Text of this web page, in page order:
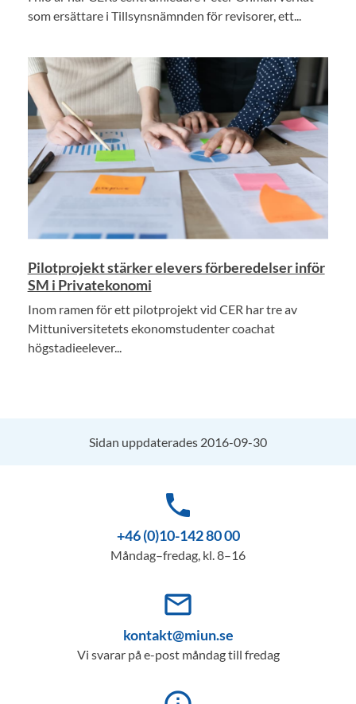
som ersättare i Tillsynsnämnden för revisorer, ett...
Pilotprojekt stärker elevers förberedelser inför
SM i Privatekonomi
Inom ramen för ett pilotprojekt vid CER har tre av
Mittuniversitetets ekonomstudenter coachat
högstadieelever...
Sidan uppdaterades 2016-09-30
phone
+46 (0)10-142 80 00
Måndag–fredag, kl. 8–16
mail_outline
kontakt@miun.se
Vi svarar på e-post måndag till fredag